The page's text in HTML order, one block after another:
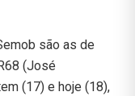
são as de
(José
(17) e hoje (18),